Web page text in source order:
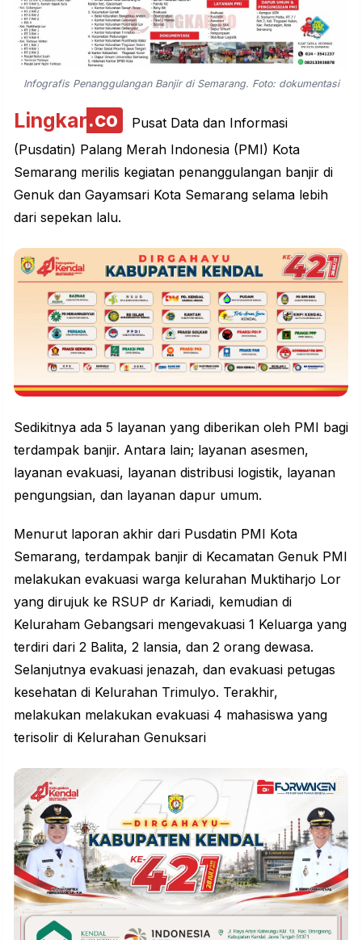
Infografis Penanggulangan Banjir di Semarang. Foto: dokumentasi
Lingkar.co
Pusat Data dan Informasi
(Pusdatin) Palang Merah Indonesia (PMI) Kota
Semarang merilis kegiatan penanggulangan banjir di
Genuk dan Gayamsari Kota Semarang selama lebih
dari sepekan lalu.
Sedikitnya ada 5 layanan yang diberikan oleh PMI bagi
terdampak banjir. Antara lain; layanan asesmen,
layanan evakuasi, layanan distribusi logistik, layanan
pengungsian, dan layanan dapur umum.
Menurut laporan akhir dari Pusdatin PMI Kota
Semarang, terdampak banjir di Kecamatan Genuk PMI
melakukan evakuasi warga kelurahan Muktiharjo Lor
yang dirujuk ke RSUP dr Kariadi, kemudian di
Keluraham Gebangsari mengevakuasi 1 Keluarga yang
terdiri dari 2 Balita, 2 lansia, dan 2 orang dewasa.
Selanjutnya evakuasi jenazah, dan evakuasi petugas
kesehatan di Kelurahan Trimulyo. Terakhir,
melakukan melakukan evakuasi 4 mahasiswa yang
terisolir di Kelurahan Genuksari